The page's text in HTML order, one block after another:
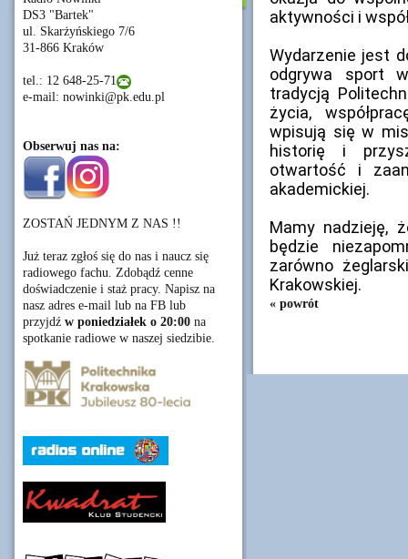
DS3 "Bartek"
ul. Skarżyńskiego 7/6
31-866 Kraków
tel.: 12 648-25-71
e-mail: nowinki@pk.edu.pl
Obserwuj nas na:
ZOSTAŃ JEDNYM Z NAS !!
Już teraz zgłoś się do nas i naucz się
radiowego fachu. Zdobądź cenne
doświadczenie i staż pracy. Napisz na
nasz adres e-mail lub na FB lub
przyjdź w poniedziałek o 20:00 na
spotkanie radiowe w naszej siedzibie.
aktywności i
Wydarzenie jest
odgrywa sport
tradycją
życia,
wpisują się w
historię i
otwartość i
akademickiej.
Mamy nadzieję,
będzie
zarówno
Krakowskiej.
« powrót